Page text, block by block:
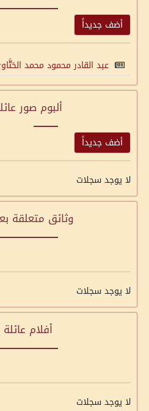
أضف جديداً
عبد القادر محمود محمد
ألبوم صور
أضف جديداً
لا يوجد سجلات
وثائق متعلقة
لا يوجد سجلات
أفلام
لا يوجد سجلات